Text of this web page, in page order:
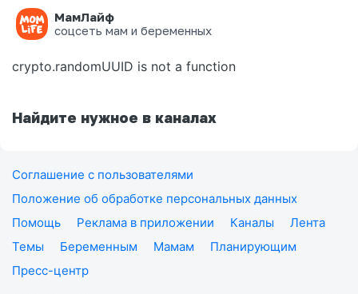
МамЛайф
соцсеть мам и беременных
Ошибка на странице
crypto.randomUUID is not a function
Найдите нужное в каналах
Соглашение с пользователями
Положение об обработке персональных данных
Помощь
Реклама в приложении Каналы
Лента
Темы
Беременным Мамам
Планирующим
Пресс-центр